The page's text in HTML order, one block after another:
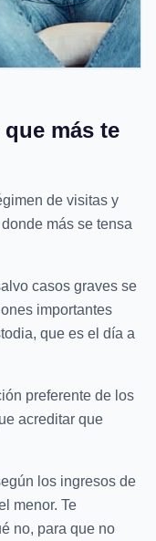
más te
de visitas y
más se tensa
casos graves se
importantes
que es el día a
preferente de los
acreditar que
los ingresos de
menor. Te
no, para que no